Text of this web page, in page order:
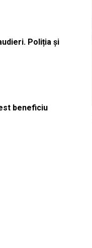
Poliția și
beneficiu